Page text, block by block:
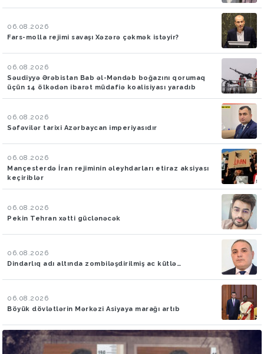
06.08.2026
Fars-molla rejimi savaşı Xəzərə çəkmək istəyir?
06.08.2026
Səudiyyə Ərəbistan Bab əl-Məndəb boğazını qorumaq
üçün 14 ölkədən ibarət müdafiə koalisiyası yaradıb
06.08.2026
Səfəvilər tarixi Azərbaycan imperiyasıdır
06.08.2026
Mançesterdə İran rejiminin əleyhdarları etiraz aksiyası
keçiriblər
06.08.2026
Pekin Tehran xətti güclənəcək
06.08.2026
Dindarlıq adı altında zombiləşdirilmiş ac kütlə…
06.08.2026
Böyük dövlətlərin Mərkəzi Asiyaya marağı artıb